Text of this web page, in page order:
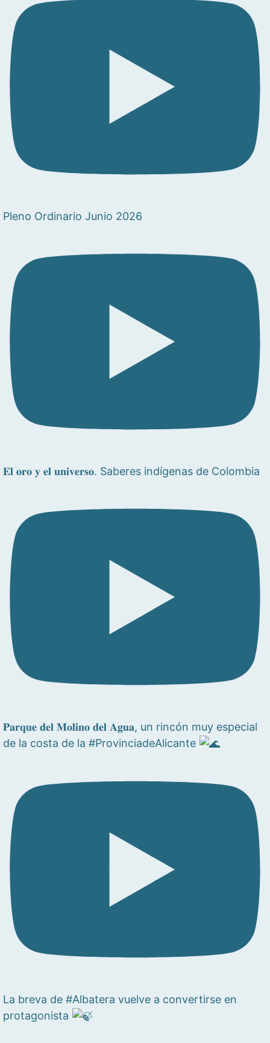
Pleno Ordinario Junio 2026
𝐄𝐥 𝐨𝐫𝐨 𝐲 𝐞𝐥 𝐮𝐧𝐢𝐯𝐞𝐫𝐬𝐨. Saberes indígenas de Colombia
𝐏𝐚𝐫𝐪𝐮𝐞 𝐝𝐞𝐥 𝐌𝐨𝐥𝐢𝐧𝐨 𝐝𝐞𝐥 𝐀𝐠𝐮𝐚, un rincón muy especial
de la costa de la #ProvinciadeAlicante
La breva de #Albatera vuelve a convertirse en
protagonista